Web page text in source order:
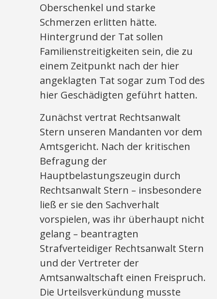
Oberschenkel und starke
Schmerzen erlitten hätte.
Hintergrund der Tat sollen
Familienstreitigkeiten sein, die zu
einem Zeitpunkt nach der hier
angeklagten Tat sogar zum Tod des
hier Geschädigten geführt hatten.
Zunächst vertrat Rechtsanwalt
Stern unseren Mandanten vor dem
Amtsgericht. Nach der kritischen
Befragung der
Hauptbelastungszeugin durch
Rechtsanwalt Stern – insbesondere
ließ er sie den Sachverhalt
vorspielen, was ihr überhaupt nicht
gelang – beantragten
Strafverteidiger Rechtsanwalt Stern
und der Vertreter der
Amtsanwaltschaft einen Freispruch.
Die Urteilsverkündung musste